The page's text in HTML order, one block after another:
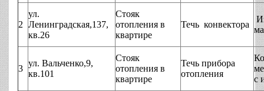
2
ул.
Ленинградская,137,
кв.26
Стояк
отопления в
квартире
Течь конвектора
3
ул. Вальченко,9,
кв.101
Стояк
отопления в
квартире
Течь прибора
отопления
с